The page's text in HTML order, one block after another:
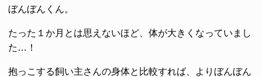
ぼんぼんくん。
たった１か月とは思えないほど、体が大きくなっていまし
た…！
抱っこする飼い主さんの身体と比較すれば、よりぼんぼん